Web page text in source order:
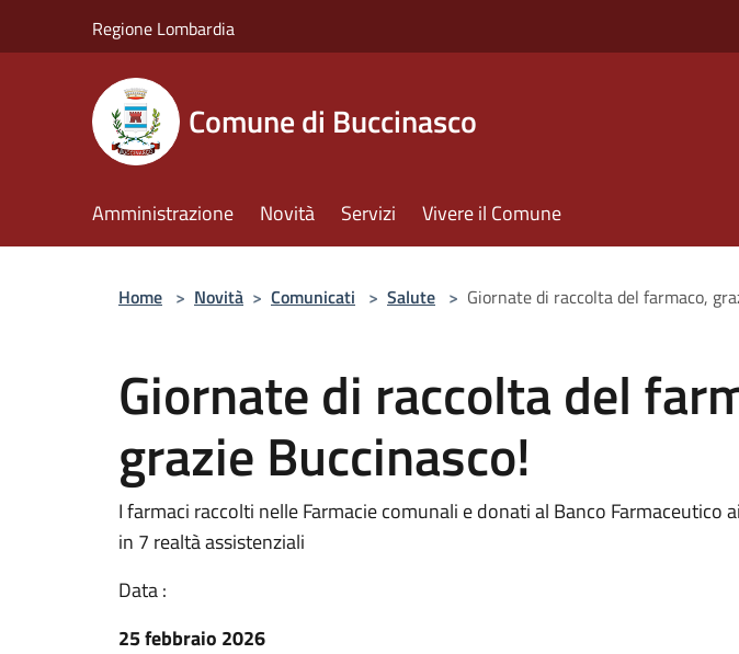
Regione Lombardia
Comune di Buccinasco
Amministrazione Novità Servizi Vivere il Comune
Home > Novità > Comunicati > Salute > Giornate di raccolta del farmaco,
Giornate di raccolta del
grazie Buccinasco!
I farmaci raccolti nelle Farmacie comunali e donati al Banco Farmaceutico
in 7 realtà assistenziali
Data :
25 febbraio 2026